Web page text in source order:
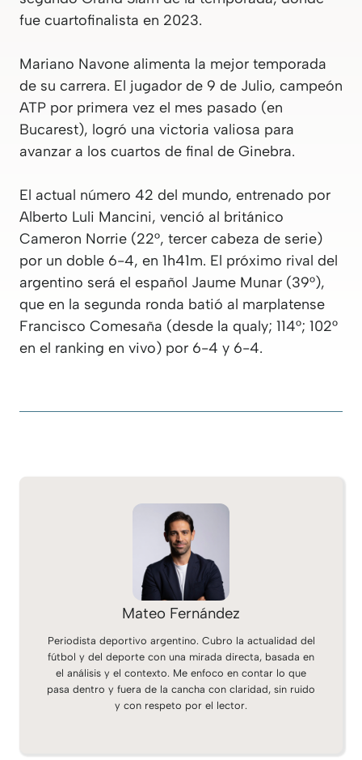
fue cuartofinalista en 2023.
Mariano Navone alimenta la mejor temporada
de su carrera. El jugador de 9 de Julio, campeón
ATP por primera vez el mes pasado (en
Bucarest), logró una victoria valiosa para
avanzar a los cuartos de final de Ginebra.
El actual número 42 del mundo, entrenado por
Alberto Luli Mancini, venció al británico
Cameron Norrie (22°, tercer cabeza de serie)
por un doble 6-4, en 1h41m. El próximo rival del
argentino será el español Jaume Munar (39°),
que en la segunda ronda batió al marplatense
Francisco Comesaña (desde la qualy; 114°; 102°
en el ranking en vivo) por 6-4 y 6-4.
Mateo Fernández
Periodista deportivo argentino. Cubro la actualidad del
fútbol y del deporte con una mirada directa, basada en
el análisis y el contexto. Me enfoco en contar lo que
pasa dentro y fuera de la cancha con claridad, sin ruido
y con respeto por el lector.